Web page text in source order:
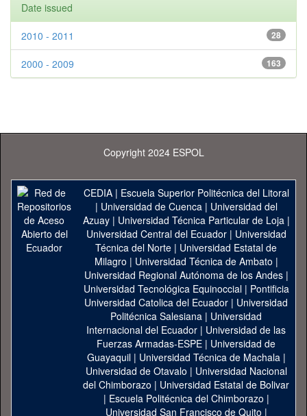
Date issued
28
2010 - 2011
163
2000 - 2009
Copyright 2024 ESPOL
CEDIA| Escuela Superior Politécnica del Litoral
| Universidad de Cuenca| Universidad del
Azuay| Universidad Técnica Particular de Loja|
Universidad Central del Ecuador| Universidad
Técnica del Norte | Universidad Estatal de
Milagro | Universidad Técnica de Ambato |
Universidad Regional Autónoma de los Andes|
Universidad Tecnológica Equinoccial| Pontificia
Universidad Catolica del Ecuador | Universidad
Politécnica Salesiana | Universidad
Internacional del Ecuador | Universidad de las
Fuerzas Armadas-ESPE | Universidad de
Guayaquil| Universidad Técnica de Machala|
Universidad de Otavalo | Universidad Nacional
del Chimborazo | Universidad Estatal de Bolivar
| Escuela Politécnica del Chimborazo |
Universidad San Francisco de Quito |